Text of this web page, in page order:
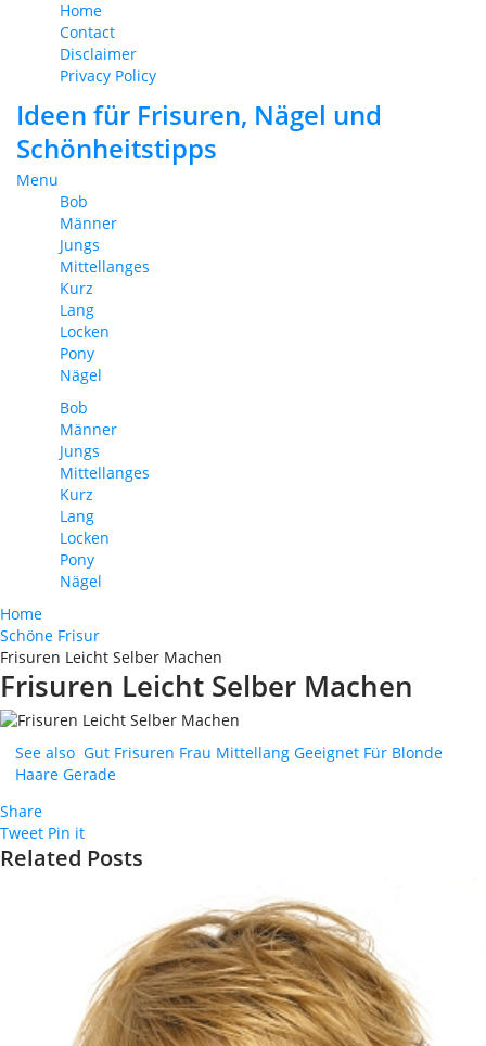
Home
Contact
Disclaimer
Privacy Policy
Ideen für Frisuren, Nägel und
Schönheitstipps
Menu
Bob
Männer
Jungs
Mittellanges
Kurz
Lang
Locken
Pony
Nägel
Bob
Männer
Jungs
Mittellanges
Kurz
Lang
Locken
Pony
Nägel
Home
Schöne Frisur
Frisuren Leicht Selber Machen
Frisuren Leicht Selber Machen
See also Gut Frisuren Frau Mittellang Geeignet Für Blonde
Haare Gerade
Share
Tweet Pin it
Related Posts